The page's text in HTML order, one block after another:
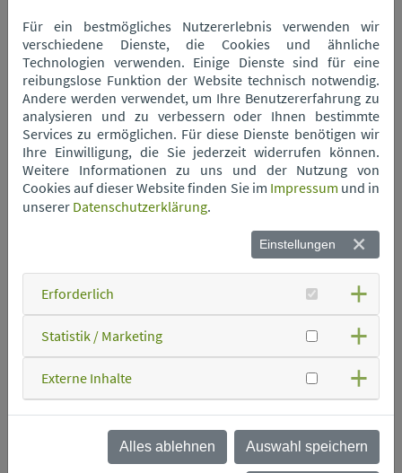
Wertstoffhof Neukirchen
Wertstoffhof Niederwinkling
Wertstoffhof Oberschneiding
Wertstoffhof Parkstetten
Wertstoffhof Rain
Wertstoffhof Rattenberg
Wertstoffhof Rattiszell
Für ein bestmögliches Nutzererlebnis verwenden wir
verschiedene Dienste, die Cookies und ähnliche
Technologien verwenden. Einige Dienste sind für eine
reibungslose Funktion der Website technisch notwendig.
Andere werden verwendet, um Ihre Benutzererfahrung zu
analysieren und zu verbessern oder Ihnen bestimmte
Services zu ermöglichen. Für diese Dienste benötigen wir
Ihre Einwilligung, die Sie jederzeit widerrufen können.
Weitere Informationen zu uns und der Nutzung von
Cookies auf dieser Website finden Sie im Impressum und in
unserer Datenschutzerklärung.
Einstellungen
Erforderlich
Statistik / Marketing
Externe Inhalte
Alles ablehnen Auswahl speichern